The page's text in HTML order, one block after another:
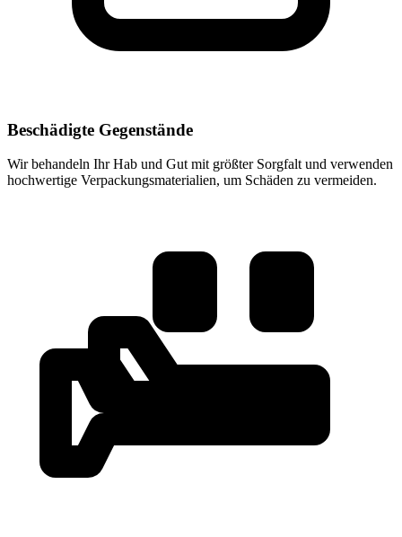
Beschädigte Gegenstände
Wir behandeln Ihr Hab und Gut mit größter Sorgfalt und verwenden
hochwertige Verpackungsmaterialien, um Schäden zu vermeiden.